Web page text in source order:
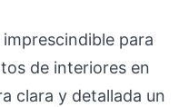
para
de interiores en
clara y detallada un